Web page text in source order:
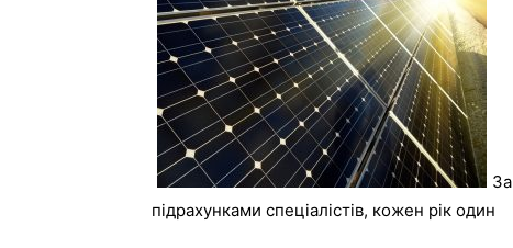
За
підрахунками спеціалістів, кожен рік один